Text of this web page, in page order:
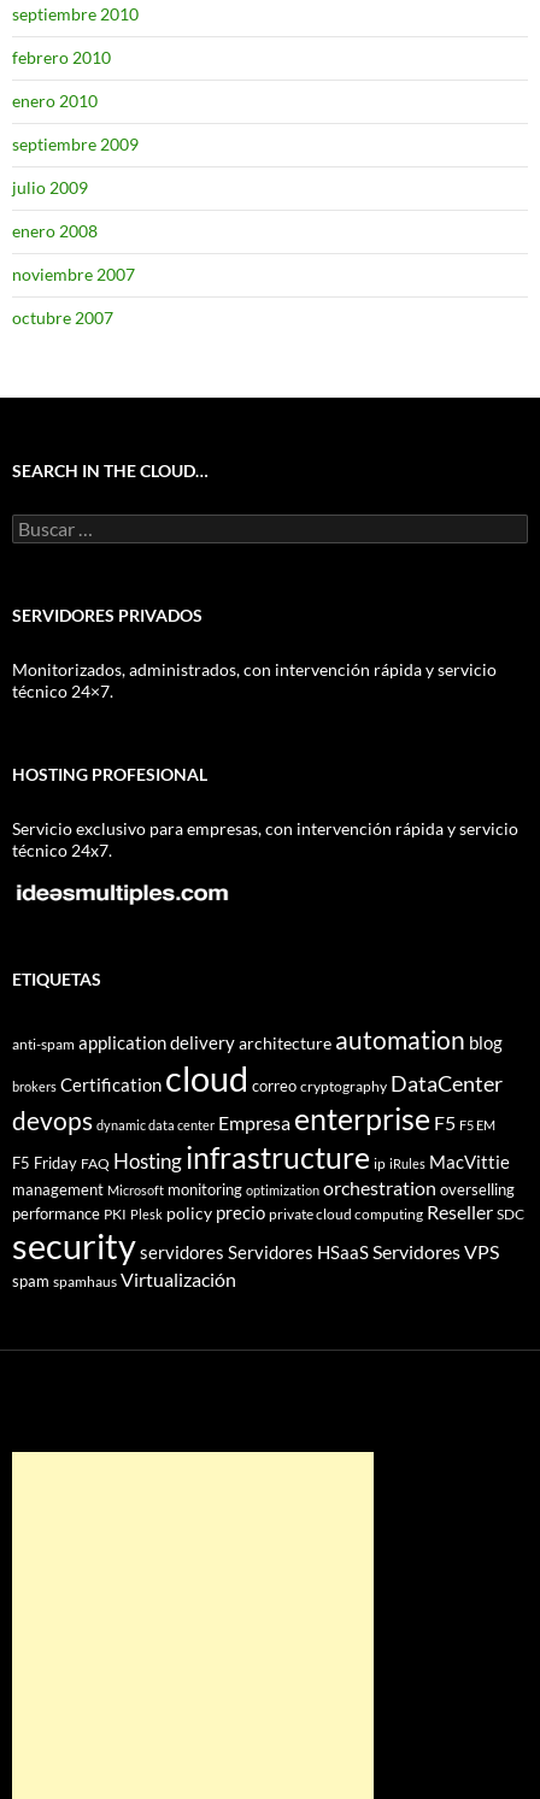
septiembre 2010
febrero 2010
enero 2010
septiembre 2009
julio 2009
enero 2008
noviembre 2007
octubre 2007
SEARCH IN THE CLOUD…
Buscar:
SERVIDORES PRIVADOS
Monitorizados, administrados, con intervención rápida y servicio
técnico 24×7.
HOSTING PROFESIONAL
Servicio exclusivo para empresas, con intervención rápida y servicio
técnico 24x7.
ETIQUETAS
anti-spam application deliveryarchitecture automation blog
brokers Certification cloud correo cryptography DataCenter
devops dynamic data center Empresa enterprise F5 F5 EM
F5 Friday FAQ Hostinginfrastructure ip iRules MacVittie
management Microsoft monitoring optimization orchestration overselling
performance PKI Plesk policy precio private cloud computing Reseller SDC
securityservidores Servidores HSaaSServidores VPS
spam spamhaus Virtualización